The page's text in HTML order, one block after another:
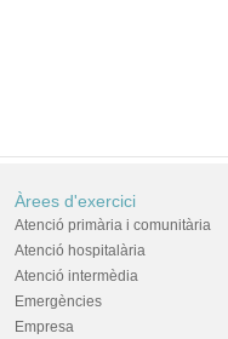
Àrees d'exercici
Atenció primària i comunitària
Atenció hospitalària
Atenció intermèdia
Emergències
Empresa